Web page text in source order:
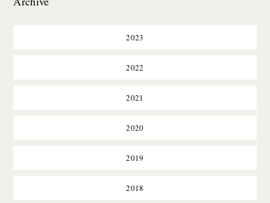
2023
2022
2021
2020
2019
2018